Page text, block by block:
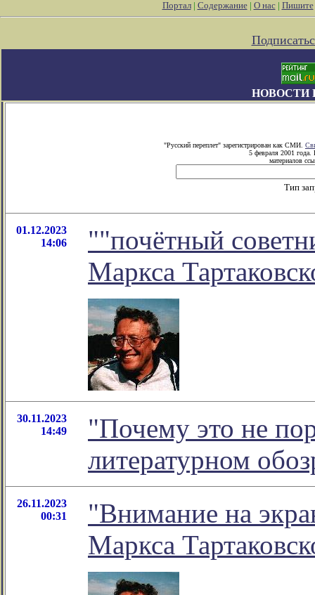
Портал| Содержание| О нас| Пишите
НОВОСТИ
"Русский переплет" зарегистрирован как СМИ.
5 февраля 2001 года.
материалов
Тип
01.12.2023
14:06
""почётный
Маркса
30.11.2023
14:49
"Почему это не
литературном
26.11.2023
00:31
"Внимание на
Маркса